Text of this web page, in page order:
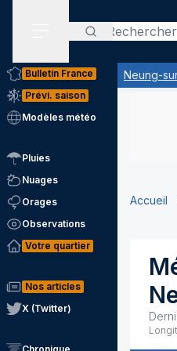
Rechercher
Neung-
Bulletin France
Prévi. saison
Modèles météo
Pluies
Nuages
Orages
Observations
Votre quartier
Nos articles
X (Twitter)
Accueil